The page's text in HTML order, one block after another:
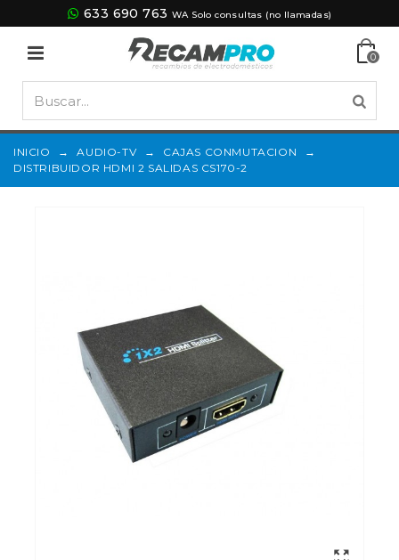
633 690 763 WA Solo consultas (no llamadas)
0
INICIO → AUDIO-TV → CAJAS CONMUTACION
→
DISTRIBUIDOR HDMI 2 SALIDAS CS170-2